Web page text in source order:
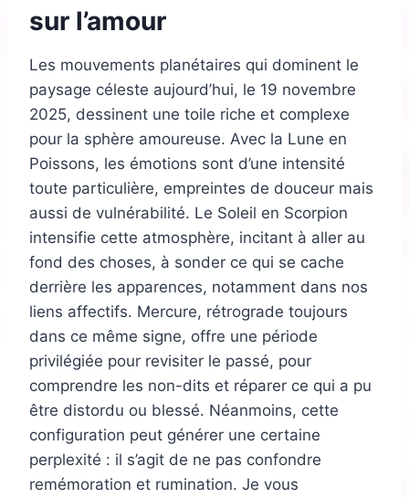
sur l’amour
Les mouvements planétaires qui dominent le
paysage céleste aujourd’hui, le 19 novembre
2025, dessinent une toile riche et complexe
pour la sphère amoureuse. Avec la Lune en
Poissons, les émotions sont d’une intensité
toute particulière, empreintes de douceur mais
aussi de vulnérabilité. Le Soleil en Scorpion
intensifie cette atmosphère, incitant à aller au
fond des choses, à sonder ce qui se cache
derrière les apparences, notamment dans nos
liens affectifs. Mercure, rétrograde toujours
dans ce même signe, offre une période
privilégiée pour revisiter le passé, pour
comprendre les non-dits et réparer ce qui a pu
être distordu ou blessé. Néanmoins, cette
configuration peut générer une certaine
perplexité : il s’agit de ne pas confondre
remémoration et rumination. Je vous